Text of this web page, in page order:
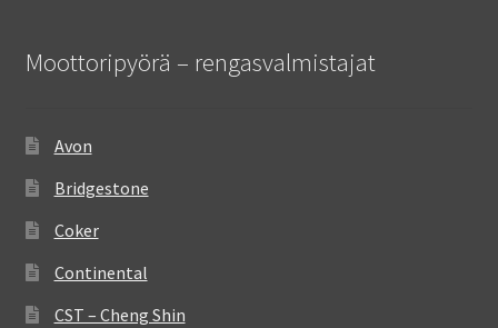
Moottoripyörä – rengasvalmistajat
Avon
Bridgestone
Coker
Continental
CST – Cheng Shin